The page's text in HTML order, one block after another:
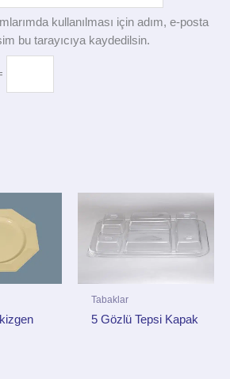
kullanılması için adım, e-posta
bu tarayıcıya kaydedilsin.
Tabaklar
5 Gözlü Tepsi Kapak